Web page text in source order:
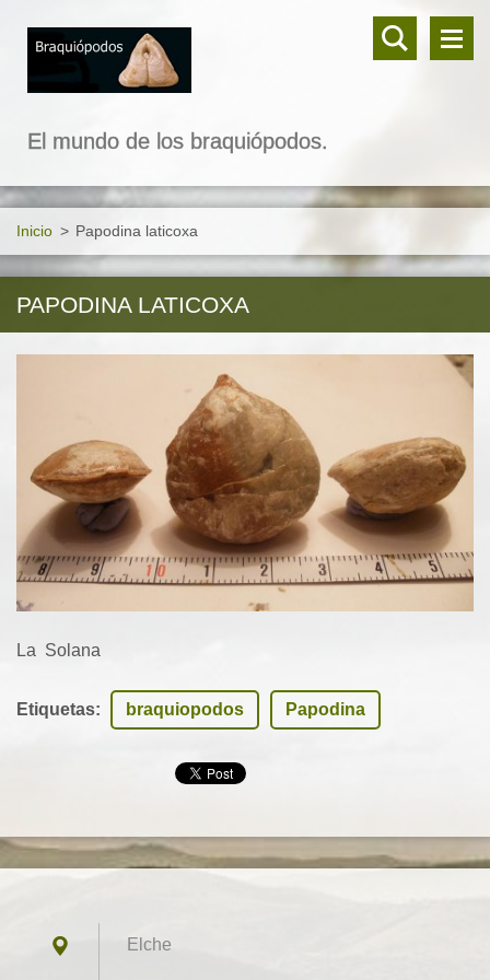
El mundo de los braquiópodos.
Inicio > Papodina laticoxa
PAPODINA LATICOXA
La Solana
Etiquetas: braquiopodos Papodina
Elche